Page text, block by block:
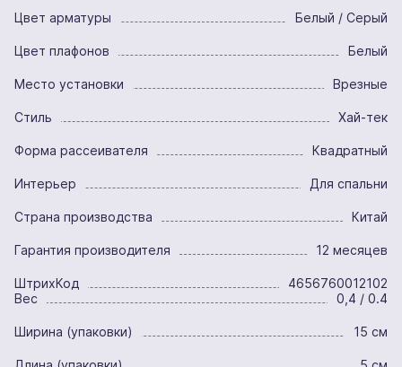
Цвет арматуры Белый / Серый
Цвет плафонов Белый
Место установки Врезные
Стиль Хай-тек
Форма рассеивателя Квадратный
Интерьер Для спальни
Страна производства Китай
Гарантия производителя 12 месяцев
ШтрихКод
4656760012102
Вес
0,4 / 0.4
Ширина (упаковки) 15 см